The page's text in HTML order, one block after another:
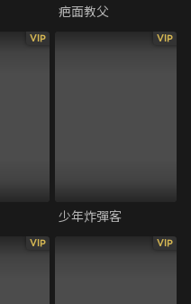
疤面教父
VIP VIP
少年炸彈客
VIP VIP